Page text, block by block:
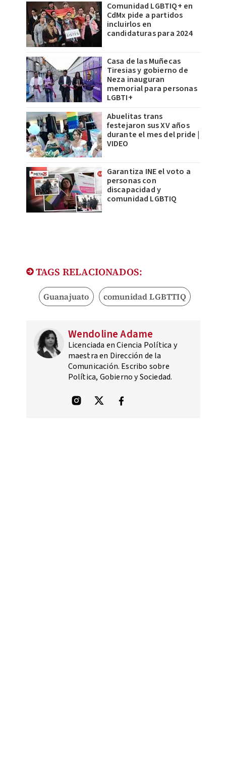
Comunidad LGBTIQ+ en
CdMx pide a partidos
incluirlos en
candidaturas para 2024
Casa de las Muñecas
Tiresias y gobierno de
Neza inauguran
memorial para personas
LGBTI+
Abuelitas trans
festejaron sus XV años
durante el mes del pride |
VIDEO
Garantiza INE el voto a
personas con
discapacidad y
comunidad LGBTIQ
TAGS RELACIONADOS:
Guanajuato comunidad LGBTTIQ
Wendoline Adame
Licenciada en Ciencia Política y
maestra en Dirección de la
Comunicación. Escribo sobre
Política, Gobierno y Sociedad.